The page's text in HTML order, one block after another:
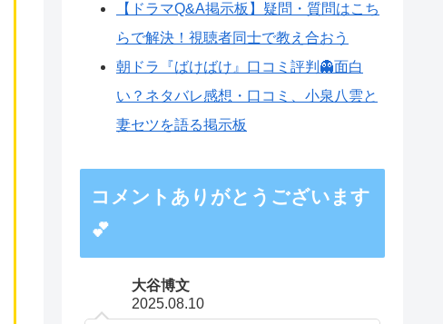
【ドラマQ&A掲示板】疑問・質問はこち
らで解決！視聴者同士で教え合おう
朝ドラ『ばけばけ』口コミ評判👻面白
い？ネタバレ感想・口コミ、小泉八雲と
妻セツを語る掲示板
コメントありがとうございます
💕
大谷博文
2025.08.10